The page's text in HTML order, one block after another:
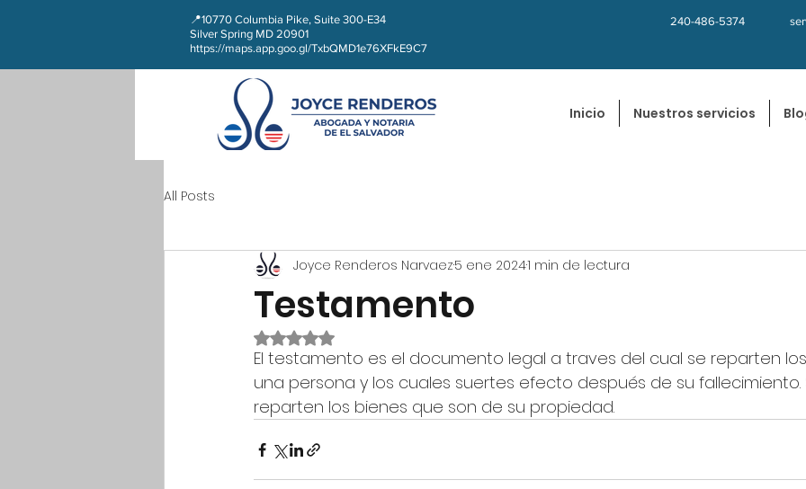
📍10770 Columbia Pike, Suite 300-E34
Silver Spring MD 20901
https://maps.app.goo.gl/TxbQMD1e76XFkE9C7
240-486-5374
Inicio Nuestros servicios
All Posts
Testamento
Joyce Renderos Narvaez5 ene 20241 min de lectura
Obtuvo NaN de 5 estrellas.
El testamento es el documento legal a traves del cual se reparten
una persona y los cuales suertes efecto después de su fallecimiento.
reparten los bienes que son de su propiedad.